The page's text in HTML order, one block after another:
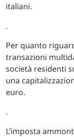
italiani.
.
Per quanto
transazioni
società residenti
una
euro.
.
L’imposta